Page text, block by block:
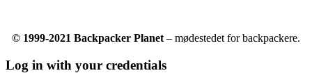
© 1999-2021 Backpacker Planet – mødestedet for backpackere.
Log in with your credentials